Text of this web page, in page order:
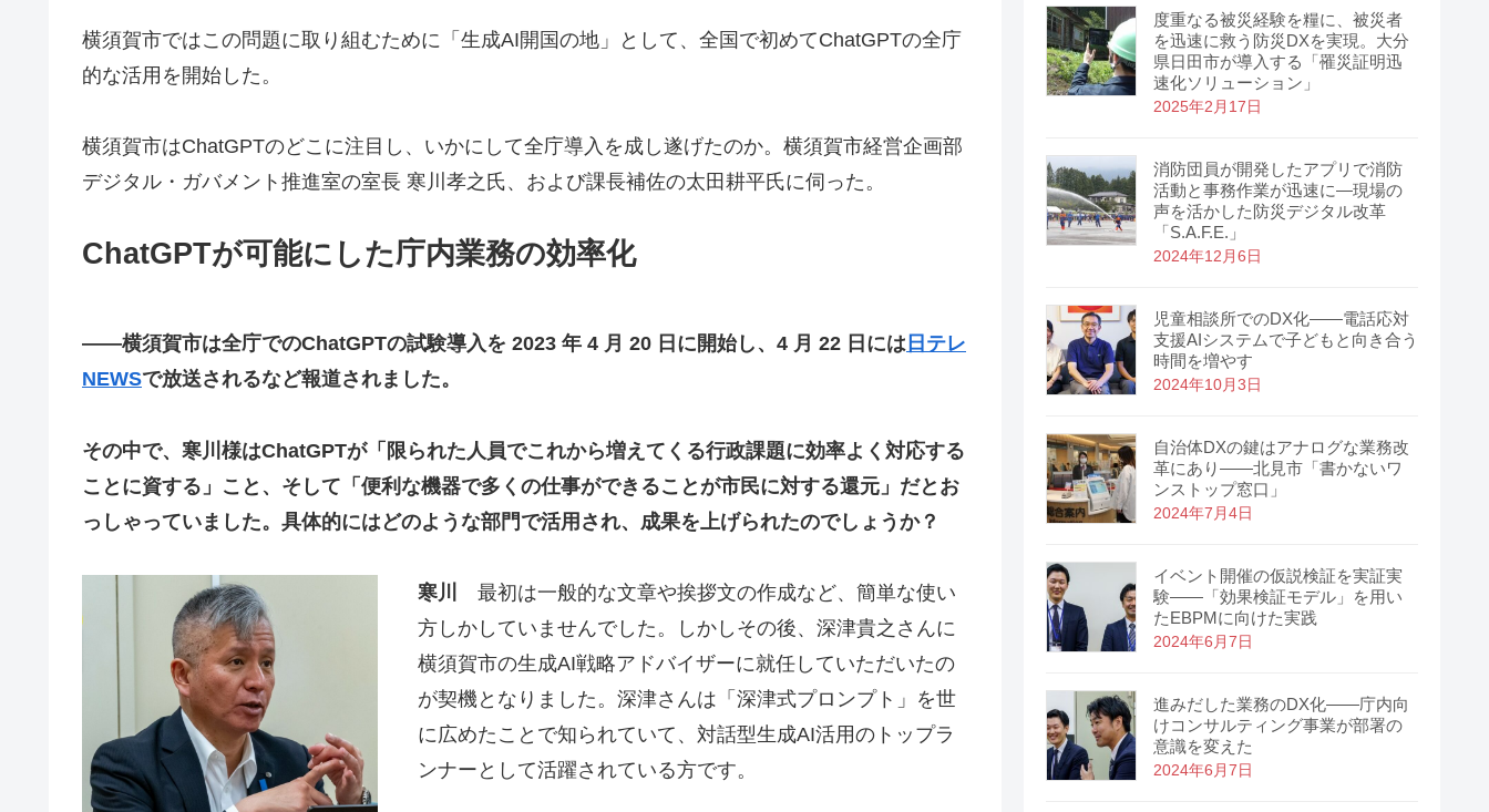
横須賀市ではこの問題に取り組むために「生成AI開国の地」として、全国で初めてChatGPTの全庁
的な活用を開始した。
横須賀市はChatGPTのどこに注目し、いかにして全庁導入を成し遂げたのか。横須賀市経営企画部
デジタル・ガバメント推進室の室長 寒川孝之氏、および課長補佐の太田耕平氏に伺った。
ChatGPTが可能にした庁内業務の効率化
――横須賀市は全庁でのChatGPTの試験導入を 2023 年 4 月 20 日に開始し、4 月 22 日には 日テレ
NEWSで放送されるなど報道されました。
その中で、寒川様はChatGPTが「限られた人員でこれから増えてくる行政課題に効率よく対応する
ことに資する」こと、そして「便利な機器で多くの仕事ができることが市民に対する還元」だとお
っしゃっていました。具体的にはどのような部門で活用され、成果を上げられたのでしょうか？
寒川
最初は一般的な文章や挨拶文の作成など、簡単な使い
方しかしていませんでした。しかしその後、深津貴之さんに
横須賀市の生成AI戦略アドバイザーに就任していただいたの
が契機となりました。深津さんは「深津式プロンプト」を世
に広めたことで知られていて、対話型生成AI活用のトップラ
ンナーとして活躍されている方です。
度重なる被災経験を糧に、被災者
を迅速に救う防災DXを実現。大分
県日田市が導入する「罹災証明迅
速化ソリューション」
2025年2月17日
消防団員が開発したアプリで消防
活動と事務作業が迅速に―現場の
声を活かした防災デジタル改革
「S.A.F.E.」
2024年12月6日
児童相談所でのDX化――電話応対
支援AIシステムで子どもと向き合う
時間を増やす
2024年10月3日
自治体DXの鍵はアナログな業務改
革にあり――北見市「書かないワ
ンストップ窓口」
2024年7月4日
イベント開催の仮説検証を実証実
験――「効果検証モデル」を用い
たEBPMに向けた実践
2024年6月7日
進みだした業務のDX化――庁内向
けコンサルティング事業が部署の
意識を変えた
2024年6月7日